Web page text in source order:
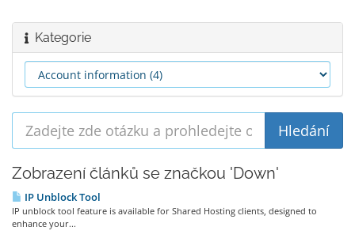
Kategorie
Zobrazení článků se značkou 'Down'
IP Unblock Tool
IP unblock tool feature is available for Shared Hosting clients, designed to
enhance your...